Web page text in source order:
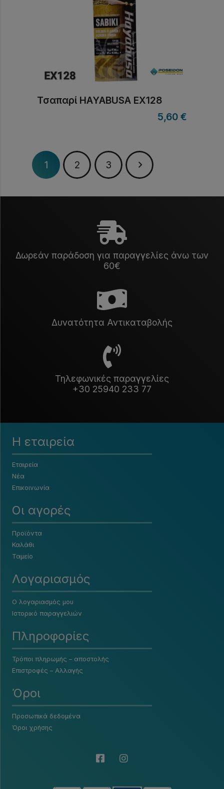
Τσαπαρί HAYABUSA EX128
5,60 €
1 2 3
Δωρεάν παράδοση για παραγγελίες άνω των
60€
Δυνατότητα Αντικαταβολής
Τηλεφωνικές παραγγελίες
+30 25940 233 77
Η εταιρεία
Εταιρεία
Νέα
Επικοινωνία
Οι αγορές
Προϊόντα
Καλάθι
Ταμείο
Λογαριασμός
Ο λογαριασμός μου
Ιστορικό παραγγελιών
Πληροφορίες
Τρόποι πληρωμής – αποστολής
Επιστροφές – Αλλαγής
Όροι
Προσωπικά δεδομένα
Όροι χρήσης